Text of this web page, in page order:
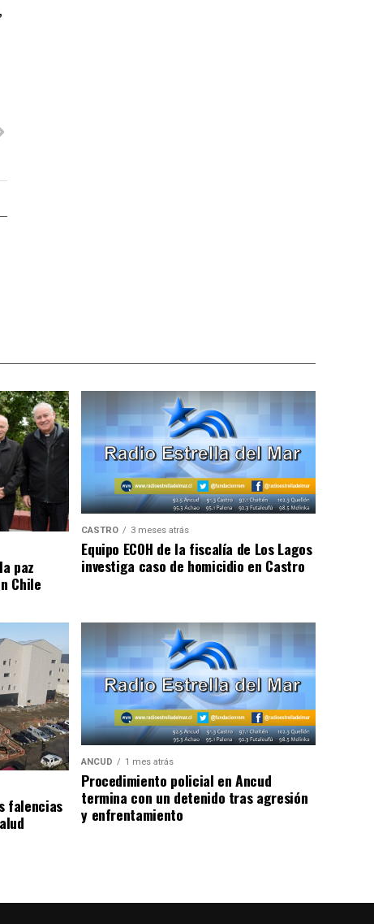
paz
Chile
CASTRO 3 meses atrás
Equipo ECOH de la fiscalía de Los Lagos
investiga caso de homicidio en Castro
falencias
ANCUD 1 mes atrás
Procedimiento policial en Ancud
termina con un detenido tras agresión
y enfrentamiento